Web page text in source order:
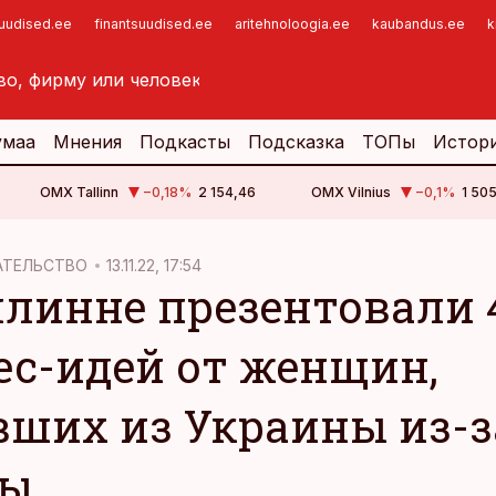
finantsuudised.ee aritehnoloogia.ee kaubandus.ee
Мнения Подкасты Подсказка ТОПы
OMX Tallinn −0,18% 2 154,46 OMX Vilnius −0,1% 1
13.11.22, 17:54
презентовали
идей от женщин,
из Украины из-